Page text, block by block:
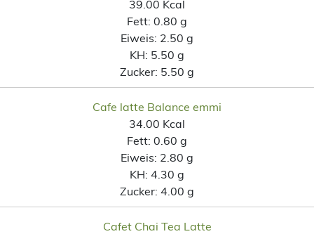
39.00 Kcal
Fett: 0.80 g
Eiweis: 2.50 g
KH: 5.50 g
Zucker: 5.50 g
Cafe latte Balance emmi
34.00 Kcal
Fett: 0.60 g
Eiweis: 2.80 g
KH: 4.30 g
Zucker: 4.00 g
Cafet Chai Tea Latte